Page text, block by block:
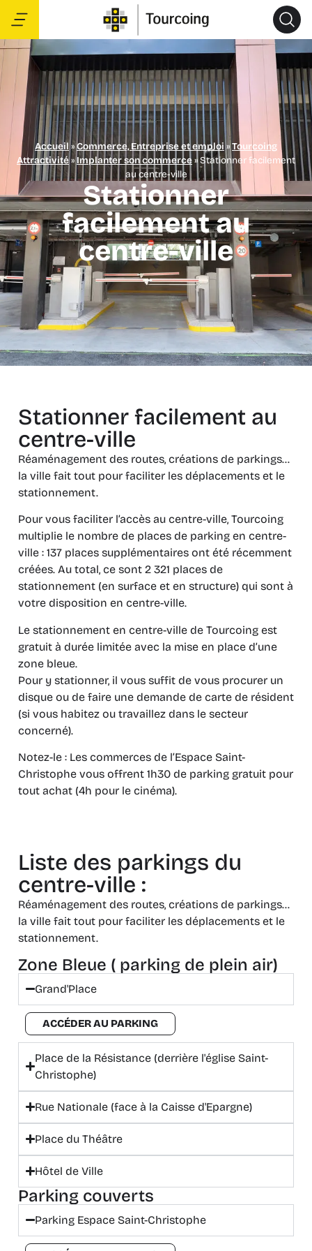
Accueil»Commerce, Entreprise et emploi »Tourcoing
Attractivité»Implanter son commerce»Stationner facilement
au centre-ville
Stationner
facilement au
centre-ville
Stationner facilement au
centre-ville
Réaménagement des routes, créations de parkings…
la ville fait tout pour faciliter les déplacements et le
stationnement.
Pour vous faciliter l’accès au centre-ville, Tourcoing
multiplie le nombre de places de parking en centre-
ville : 137 places supplémentaires ont été récemment
créées. Au total, ce sont 2 321 places de
stationnement (en surface et en structure) qui sont à
votre disposition en centre-ville.
Le stationnement en centre-ville de Tourcoing est
gratuit à durée limitée avec la mise en place d’une
zone bleue.
Pour y stationner, il vous suffit de vous procurer un
disque ou de faire une demande de carte de résident
(si vous habitez ou travaillez dans le secteur
concerné).
Notez-le : Les commerces de l’Espace Saint-
Christophe vous offrent 1h30 de parking gratuit pour
tout achat (4h pour le cinéma).
Liste des parkings du
centre-ville :
Réaménagement des routes, créations de parkings…
la ville fait tout pour faciliter les déplacements et le
stationnement.
Zone Bleue ( parking de plein air)
Grand'Place
ACCÉDER AU PARKING
Place de la Résistance (derrière l'église Saint-
Christophe)
Rue Nationale (face à la Caisse d'Epargne)
Place du Théâtre
Hôtel de Ville
Parking couverts
Parking Espace Saint-Christophe